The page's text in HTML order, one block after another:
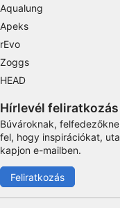
Aqualung
Apeks
rEvo
Zoggs
HEAD
Hírlevél feliratkozás
Búvároknak,
fel, hogy inspirációkat,
kapjon e-mailben.
Feliratkozás